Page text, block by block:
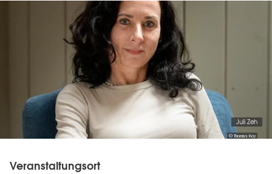
© Thomas Koy
Juli Zeh
Veranstaltungsort